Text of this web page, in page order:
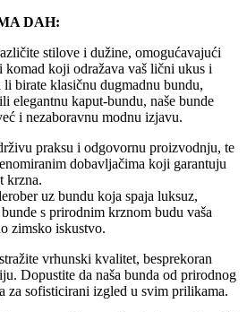
DAH:
stilove i dužine, omogućavajući
komad koji odražava vaš lični ukus i
birate klasičnu dugmadnu bundu,
elegantnu kaput-bundu, naše bunde
i nezaboravnu modnu izjavu.
praksu i odgovornu proizvodnju, te
dobavljačima koji garantuju
krzna.
uz bundu koja spaja luksuz,
s prirodnim krznom budu vaša
zimsko iskustvo.
vrhunski kvalitet, besprekoran
Dopustite da naša bunda od prirodnog
za sofisticirani izgled u svim prilikama.